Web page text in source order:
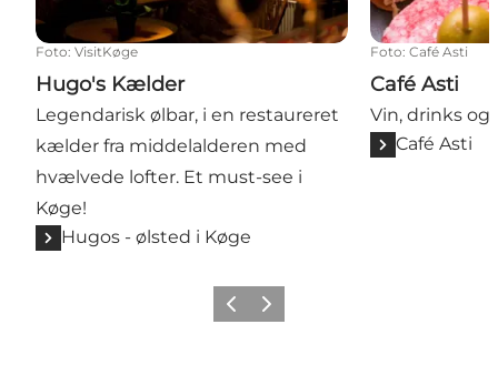
Foto: VisitKøge
Hugo's Kælder
Legendarisk ølbar, i en restaureret
kælder fra middelalderen med
hvælvede lofter. Et must-see i
Køge!
Hugos - ølsted i Køge
Foto: Café Asti
Café Asti
Vin, drinks
Café Asti
Forrige billede
Næste billede